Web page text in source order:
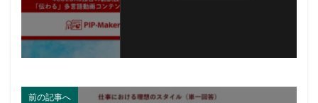
前の記事へ